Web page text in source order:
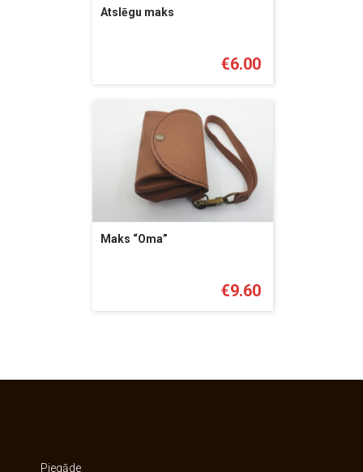
Atslēgu maks
€6.00
Maks “Oma”
€9.60
Piegāde